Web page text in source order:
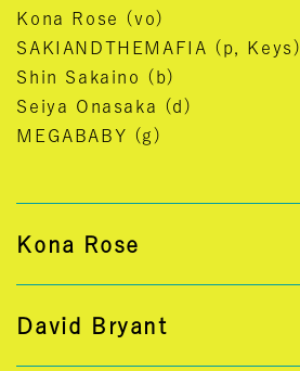
Kona Rose (vo)
SAKIANDTHEMAFIA (p, Keys)
Shin Sakaino (b)
Seiya Onasaka (d)
MEGABABY (g)
Kona Rose
David Bryant